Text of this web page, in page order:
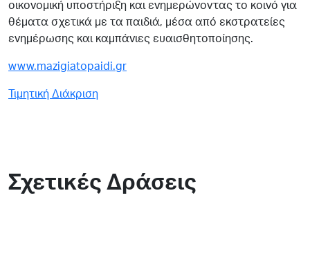
οικονομική υποστήριξη και ενημερώνοντας το κοινό για
θέματα σχετικά με τα παιδιά, μέσα από εκστρατείες
ενημέρωσης και καμπάνιες ευαισθητοποίησης.
www.mazigiatopaidi.gr
Τιμητική Διάκριση
Σχετικές Δράσεις